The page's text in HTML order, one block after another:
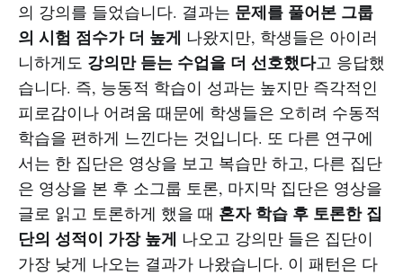
의 강의를 들었습니다. 결과는 문제를 풀어본 그룹
의 시험 점수가 더 높게 나왔지만, 학생들은 아이러
니하게도 강의만 듣는 수업을 더 선호했다고 응답했
습니다. 즉, 능동적 학습이 성과는 높지만 즉각적인
피로감이나 어려움 때문에 학생들은 오히려 수동적
학습을 편하게 느낀다는 것입니다. 또 다른 연구에
서는 한 집단은 영상을 보고 복습만 하고, 다른 집단
은 영상을 본 후 소그룹 토론, 마지막 집단은 영상을
글로 읽고 토론하게 했을 때 혼자 학습 후 토론한 집
단의 성적이 가장 높게 나오고 강의만 들은 집단이
가장 낮게 나오는 결과가 나왔습니다. 이 패턴은 다